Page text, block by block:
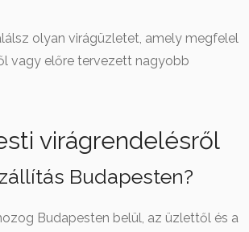
olyan virágüzletet, amely megfelel
vagy előre tervezett nagyobb
virágrendelésről
Budapesten?
Budapesten belül, az üzlettől és a